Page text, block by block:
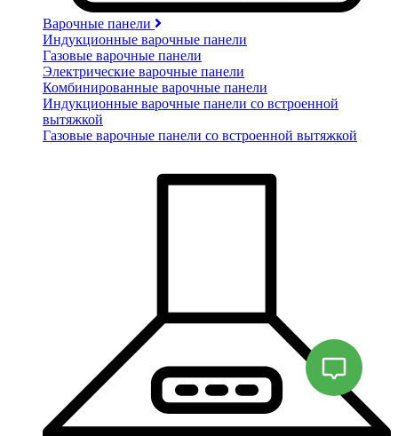
Варочные панели
Индукционные варочные панели
Газовые варочные панели
Электрические варочные панели
Комбинированные варочные панели
Индукционные варочные панели со встроенной
вытяжкой
Газовые варочные панели со встроенной вытяжкой